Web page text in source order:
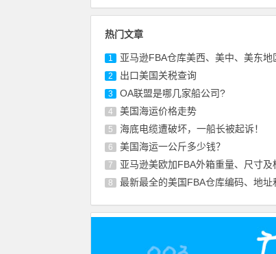
热门文章
1 亚马逊FBA仓库美西、美中、美东地
2 出口美国关税查询
3 OA联盟是哪几家船公司?
4 美国海运价格走势
5 海底电缆遭破坏，一船长被起诉！
6 美国海运一公斤多少钱？
7 亚马逊美欧加FBA外箱重量、尺寸及
8 最新最全的美国FBA仓库编码、地址